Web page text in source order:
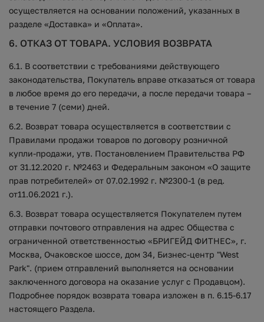
осуществляется на основании положений, указанных в
разделе «Доставка» и «Оплата».
6. ОТКАЗ ОТ ТОВАРА. УСЛОВИЯ ВОЗВРАТА
6.1. В соответствии с требованиями действующего
законодательства, Покупатель вправе отказаться от товара
в любое время до его передачи, а после передачи товара –
в течение 7 (семи) дней.
6.2. Возврат товара осуществляется в соответствии с
Правилами продажи товаров по договору розничной
купли-продажи, утв. Постановлением Правительства РФ
от 31.12.2020 г. №2463 и Федеральным законом «О защите
прав потребителей» от 07.02.1992 г. №2300-1 (в ред.
от11.06.2021 г.).
6.3. Возврат товара осуществляется Покупателем путем
отправки почтового отправления на адрес Общества с
ограниченной ответственностью «БРИГЕЙД ФИТНЕС», г.
Москва, Очаковское шоссе, дом 34, Бизнес-центр "West
Park". (прием отправлений выполняется на основании
заключенного договора на оказание услуг с Продавцом).
Подробнее порядок возврата товара изложен в п. 6.15-6.17
настоящего Раздела.